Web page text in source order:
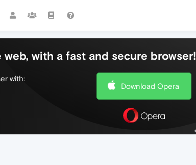
web, with a fast and secure browser!
with:
Download Opera